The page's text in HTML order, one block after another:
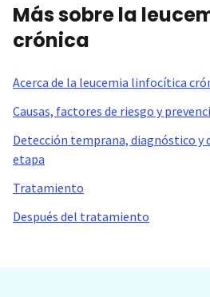
Más sobre la
crónica
Acerca de la leucemia linfocítica
Causas, factores de riesgo y
Detección temprana, diagnóstico y
etapa
Tratamiento
Después del tratamiento